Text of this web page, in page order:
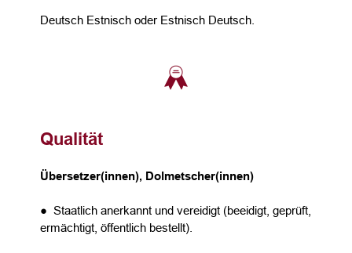
Deutsch Estnisch oder Estnisch Deutsch.
Qualität
Übersetzer(innen), Dolmetscher(innen)
● Staatlich anerkannt und vereidigt (beeidigt, geprüft,
ermächtigt, öffentlich bestellt).